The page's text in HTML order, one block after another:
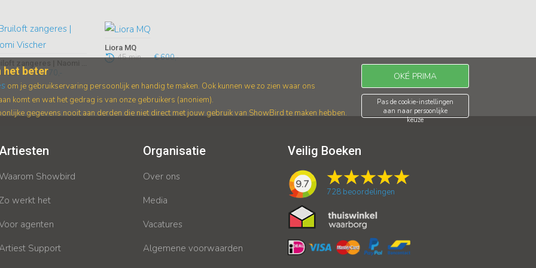
2 uur € 770,-
Liora MQ
45 min € 600,-
Showbird
Zo werkt het
agenten
Support
Organisatie
Over ons
Media
Vacatures
Algemene voorwaarden
Veilig Boeken
9.7
728beoordelingen
het beter
om je gebruikservaring persoonlijk en handig te maken. Ook kunnen we zo zien waar ons
komt en wat het gedrag is van onze gebruikers (anoniem).
gegevens nooit aan derden die niet direct met jouw gebruik van ShowBird te maken hebben.
OKÉ PRIMA
Pas de cookie-instellingen
aan naar persoonlijke
keuze